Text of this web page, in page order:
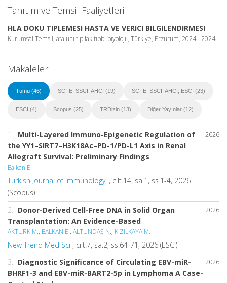
Tanıtım ve Temsil Faaliyetleri
HLA DOKU TIPLEMESI HASTA VE VERICI BILGILENDIRMESI
Kurumsal Temsil, ata unı tıp fak tıbbı bıyolojı , Türkiye, Erzurum, 2024 - 2024
Makaleler
Tümü (46) SCI-E, SSCI, AHCI (19) SCI-E, SSCI, AHCI, ESCI (23)
ESCI (4) Scopus (25) TRDizin (13) Diğer Yayınlar (12)
2026
1. Multi-Layered Immuno-Epigenetic Regulation of
the YY1–SIRT7–H3K18Ac–PD-1/PD-L1 Axis in Renal
Allograft Survival: Preliminary Findings
Balkan E.
Turkish Journal of Immunology, , cilt.14, sa.1, ss.1-4, 2026
(Scopus)
2026
2. Donor-Derived Cell-Free DNA in Solid Organ
Transplantation: An Evidence-Based
AKTÜRK M., BALKAN E., ALTUNDAŞ N., KIZILKAYA M.
New Trend Med Sci , cilt.7, sa.2, ss.64-71, 2026 (ESCI)
2026
3. Diagnostic Significance of Circulating EBV-miR-
BHRF1-3 and EBV-miR-BART2-5p in Lymphoma A Case-